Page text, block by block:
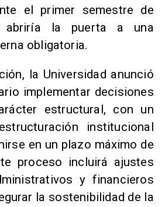
el primer semestre de
la puerta a una
obligatoria.
la Universidad anunció
implementar decisiones
estructural, con un
institucional
en un plazo máximo de
proceso incluirá ajustes
y financieros
la sostenibilidad de la